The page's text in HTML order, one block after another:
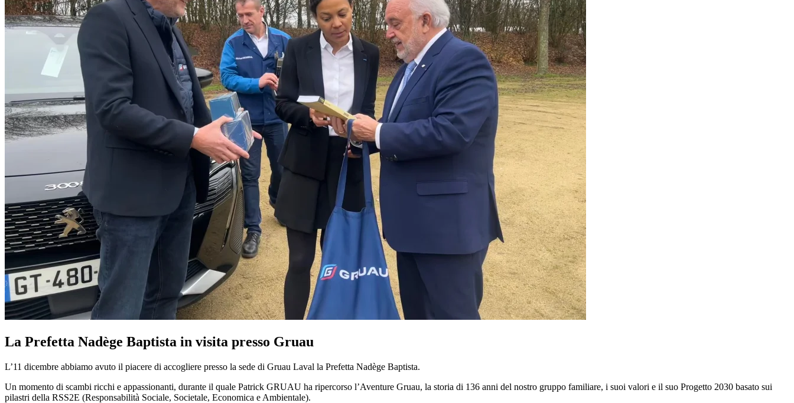
La Prefetta Nadège Baptista in visita presso Gruau
L’11 dicembre abbiamo avuto il piacere di accogliere presso la sede di Gruau Laval la Prefetta Nadège Baptista.
Un momento di scambi ricchi e appassionanti, durante il quale Patrick GRUAU ha ripercorso l’Aventure Gruau, la storia di 136 anni del nostro gruppo familiare, i suoi valori e il suo Progetto 2030 basato sui
pilastri della RSS2E (Responsabilità Sociale, Societale, Economica e Ambientale).